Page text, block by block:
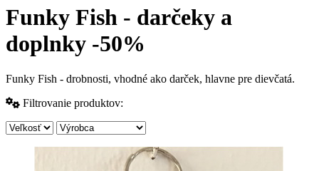
Funky Fish - darčeky a
doplnky -50%
Funky Fish - drobnosti, vhodné ako darček, hlavne pre dievčatá.
Filtrovanie produktov: